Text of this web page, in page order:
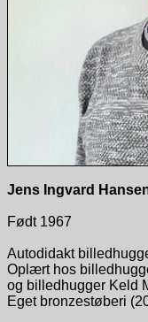
Jens Ingvard
Født 1967
Autodidakt
Oplært hos
og billedhugger Keld
Eget bronzestøberi